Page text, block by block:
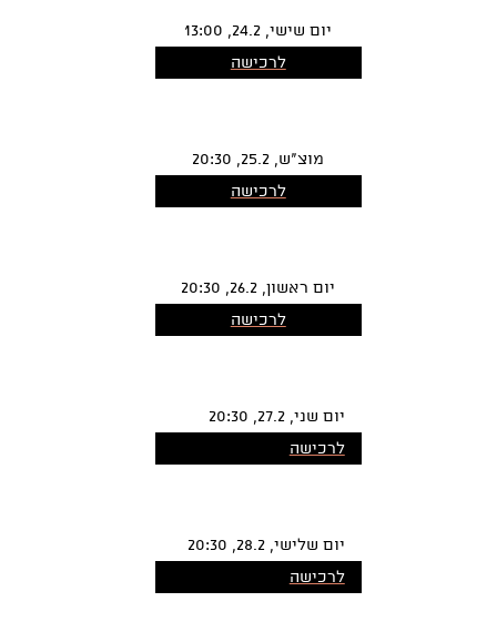
יום שישי, 24.2, 13:00
לרכישה
מוצ"ש, 25.2, 20:30
לרכישה
יום ראשון, 26.2, 20:30
לרכישה
יום שני, 27.2, 20:30
לרכישה
יום שלישי, 28.2, 20:30
לרכישה